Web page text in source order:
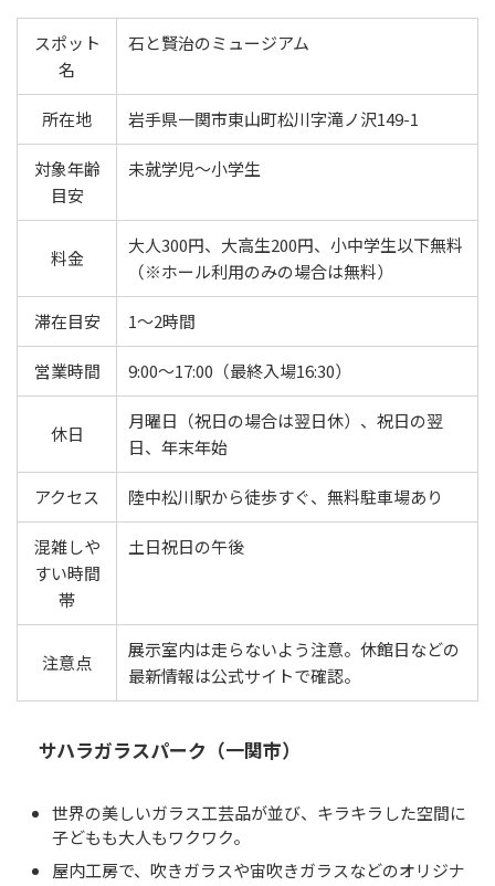
スポット
名
石と賢治のミュージアム
所在地 岩手県一関市東山町松川字滝ノ沢149-1
対象年齢
目安
未就学児〜小学生
料金
大人300円、大高生200円、小中学生以下無料
（※ホール利用のみの場合は無料）
滞在目安 1〜2時間
営業時間 9:00～17:00（最終入場16:30）
休日
月曜日（祝日の場合は翌日休）、祝日の翌
日、年末年始
アクセス 陸中松川駅から徒歩すぐ、無料駐車場あり
混雑しや
すい時間
帯
土日祝日の午後
注意点
展示室内は走らないよう注意。休館日などの
最新情報は公式サイトで確認。
サハラガラスパーク（一関市）
世界の美しいガラス工芸品が並び、キラキラした空間に
子どもも大人もワクワク。
屋内工房で、吹きガラスや宙吹きガラスなどのオリジナ